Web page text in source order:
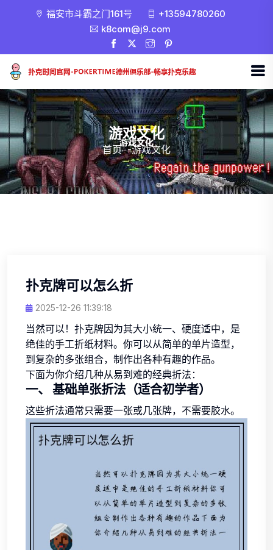
福安市斗霸之门161号
+13594780260
k8com@j9.com
游戏文化
首页 -游戏文化
扑克牌可以怎么折
2025-12-26 11:39:18
当然可以！扑克牌因为其大小统一、硬度适中，是
绝佳的手工折纸材料。你可以从简单的单片造型，
到复杂的多张组合，制作出各种有趣的作品。
下面为你介绍几种从易到难的经典折法：
一、 基础单张折法（适合初学者）
这些折法通常只需要一张或几张牌，不需要胶水。